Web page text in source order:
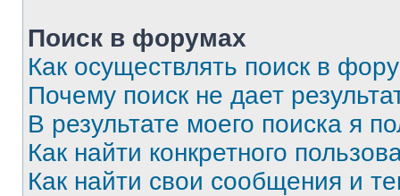
Поиск в форумах
Как осуществлять поиск в
Почему поиск не дает
В результате моего поиска я
Как найти конкретного
Как найти свои сообщения и